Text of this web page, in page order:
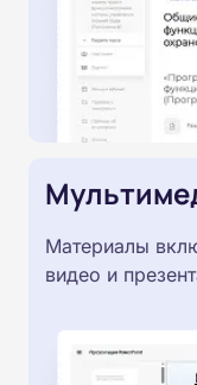
Материалы
видео и